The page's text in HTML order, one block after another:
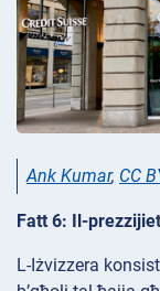
Ank Kumar, CC
Fatt 6: Il-
L-Iżvizzera